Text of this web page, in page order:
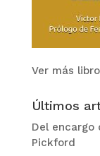
Ver más
Últimos
Del encargo
Pickford